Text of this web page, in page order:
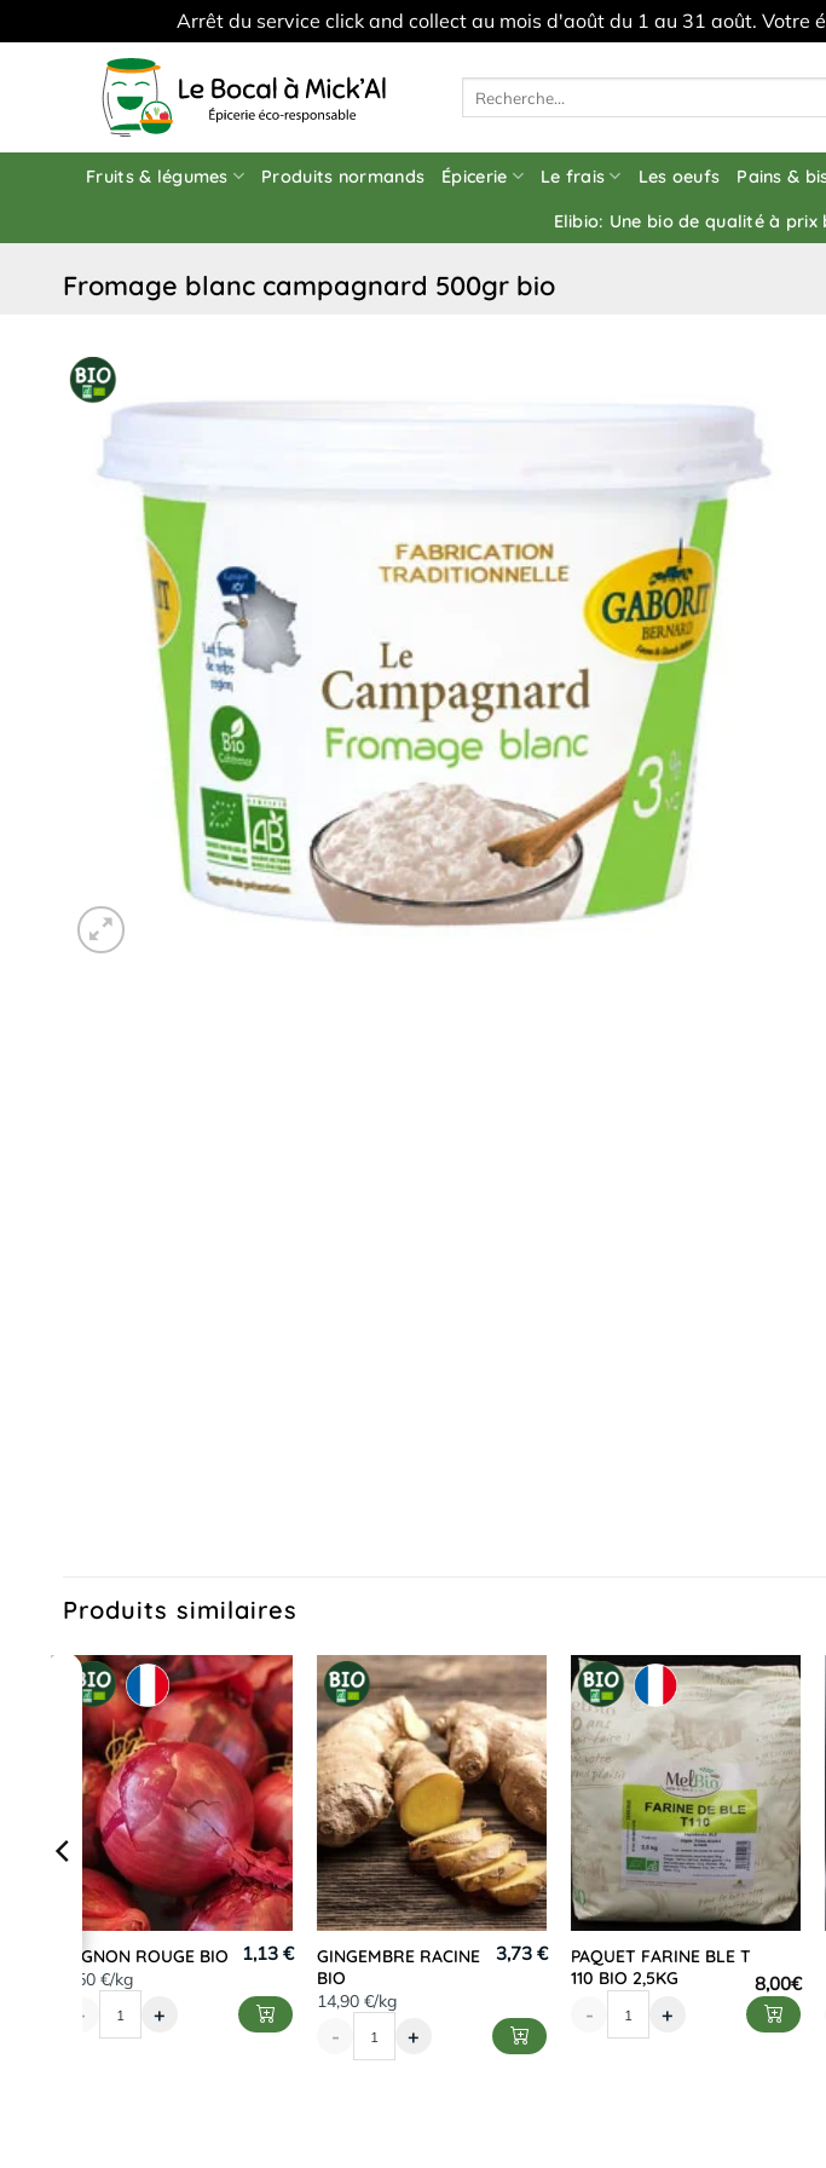
Arrêt du service click and collect au mois d'août du 1 au 31 août.
Fruits & légumes Produits normands Épicerie Le frais Les oeufs Pains &
Elibio: Une bio de qualité à prix
fromage blanc campagnard 500gr bio
Produits similaires
OIGNON ROUGE BIO
4,50 €/kg
1,13 €
- +
GINGEMBRE RACINE
BIO
14,90 €/kg
3,73 €
- +
PAQUET FARINE BLE T
110 BIO 2,5KG
8,00€
-
+